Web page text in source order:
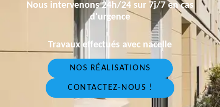
Nous intervenons 24h/24 sur 7j/7 en cas
d'urgence
Travaux effectués avec nacelle
NOS RÉALISATIONS
CONTACTEZ-NOUS !